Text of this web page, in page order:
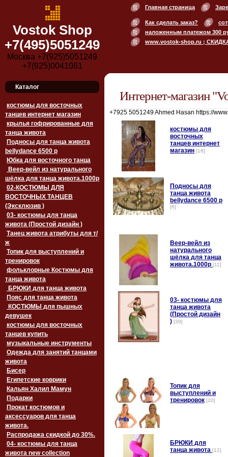
Vostok Shop
+7(495)5051249
Москва +7(925)5051249
+7(925)0041061
Главная страница
Как сделать заказ?
наложенным платежом 300
www.vostok-shop.ru ;
Каталог
костюмы для восточных
танцев интернет магазин
крылья гофрированные для
танца живота
Подносы для танца живота
bellydance 6500 p
Юбка для восточного танца
Веер-вейл из натурального
шёлка для танца живота.1000p
02-КОСТЮМЫ ДЛЯ
ВОСТОЧНЫХ ТАНЦЕВ
(Эксклюзив )
03- костюмы для танца
живота (Простой дизайн )
Танец живота атрибуты для т/
ж
Топик для выступлений и
тренировок
фольклорные Костюмы для
танца живота
БРЮКИ для танца живота
Пояс для танца живота
девушек
костюмы для восточных
танцев купить
музыкальные инструменты
Одежда для занятий танцами
живота
Бисер
Египетские коврики
Кальян Халил Мамун
Подарки
Прокат костюмов и
аксессуаров для танца
живота.
Распродажа скидкой до 30%.
04- костюмы для танца
живота new collection
Интернет-магазин
+7925 5051249 Ahmed Hasan https://
костюмы для
восточных
танцев интернет
магазин [18]
Подносы для
танца живота
bellydance 6500 p
[6]
Веер-вейл из
натурального
шёлка для танца
живота.1000p [11]
03- костюмы для
танца живота
(Простой дизайн
) [39]
Топик для
выступлений и
тренировок [20]
БРЮКИ для
танца живота [12]